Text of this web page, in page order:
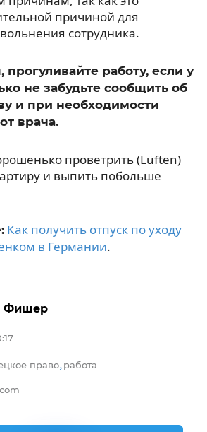
причиной для
сотрудника.
прогуливайте работу, если у
не забудьте сообщить об
и при необходимости
врача.
проветрить (Lüften)
и выпить побольше
Как получить отпуск по уходу
в Германии.
право, работа
Фишер